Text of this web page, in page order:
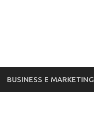
BUSINESS E MARKETING